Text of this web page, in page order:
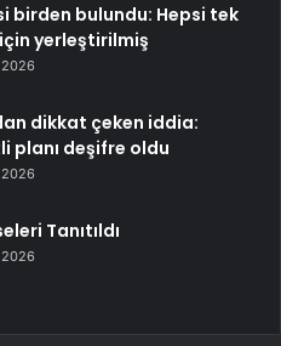
birden bulundu: Hepsi tek
yerleştirilmiş
dikkat çeken iddia:
planı deşifre oldu
Tanıtıldı